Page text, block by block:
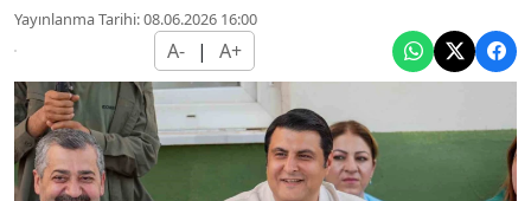
Yayınlanma Tarihi: 08.06.2026 16:00
A- | A+